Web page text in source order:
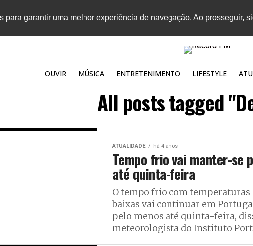
para garantir uma melhor experiência de navegação. Ao prosseguir,
OUVIR MÚSICA ENTRETENIMENTO LIFESTYLE
All posts tagged
ATUALIDADE há 4 anos
Tempo frio vai manter-se
até quinta-feira
O tempo frio com
baixas vai continuar em
pelo menos até quinta-feira,
meteorologista do Instituto